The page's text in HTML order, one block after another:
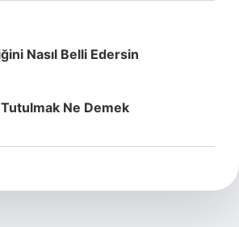
Nasıl Belli Edersin
Ne Demek